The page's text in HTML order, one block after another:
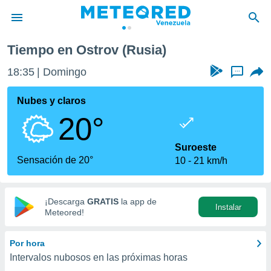
de
ha
calidad.
a este
las
y
digital
basada
Tiempo en Ostrov (Rusia)
18:35 Domingo ...
Nubes y claros
20°
Sensación de 20°
Suroeste
10
21 km/h
¡Descarga GRATIS la app de
Meteored!
Instalar
Por hora
Intervalos nubosos en las próximas horas